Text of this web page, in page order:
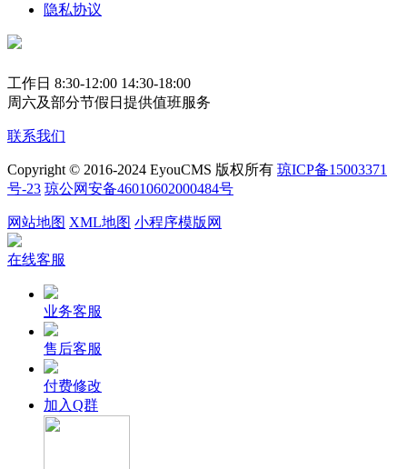
隐私协议
工作日 8:30-12:00 14:30-18:00
周六及部分节假日提供值班服务
联系我们
Copyright © 2016-2024 EyouCMS 版权所有 琼ICP备15003371
号-23 琼公网安备46010602000484号
网站地图 XML地图 小程序模版网
在线客服
业务客服
售后客服
付费修改
加入Q群